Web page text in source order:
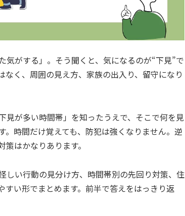
気がする」。そう聞くと、気になるのが“下見”で
く、周囲の見え方、家族の出入り、留守になり
見が多い時間帯」を知ったうえで、そこで何を見
時間だけ覚えても、防犯は強くなりません。逆
はかなりあります。
しい行動の見分け方、時間帯別の先回り対策、住
い形でまとめます。前半で答えをはっきり返